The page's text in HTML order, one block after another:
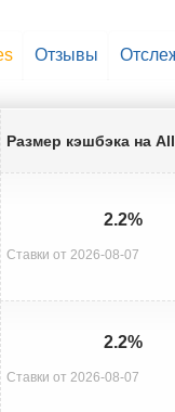
Отзывы
Размер кэшбэка на
2.2%
Ставки от 2026-08-07
2.2%
Ставки от 2026-08-07